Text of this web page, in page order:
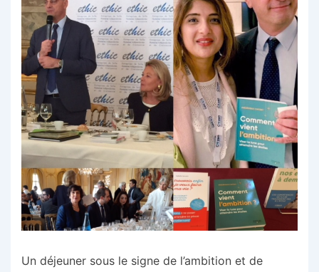
Un déjeuner sous le signe de l’ambition et de